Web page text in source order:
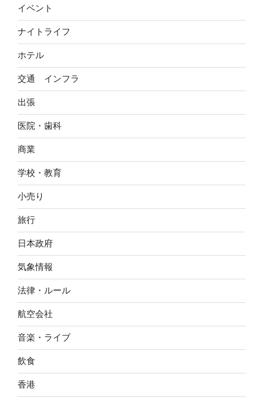
イベント
ナイトライフ
ホテル
交通 インフラ
出張
医院・歯科
商業
学校・教育
小売り
旅行
日本政府
気象情報
法律・ルール
航空会社
音楽・ライブ
飲食
香港